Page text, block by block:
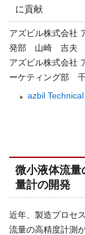
に貢献
アズビル株式会社
発部 山崎 吉夫
アズビル株式会社
ーケティング部
azbil
微小液体流量
量計の開発
近年、製造プロセ
流量の高精度計測